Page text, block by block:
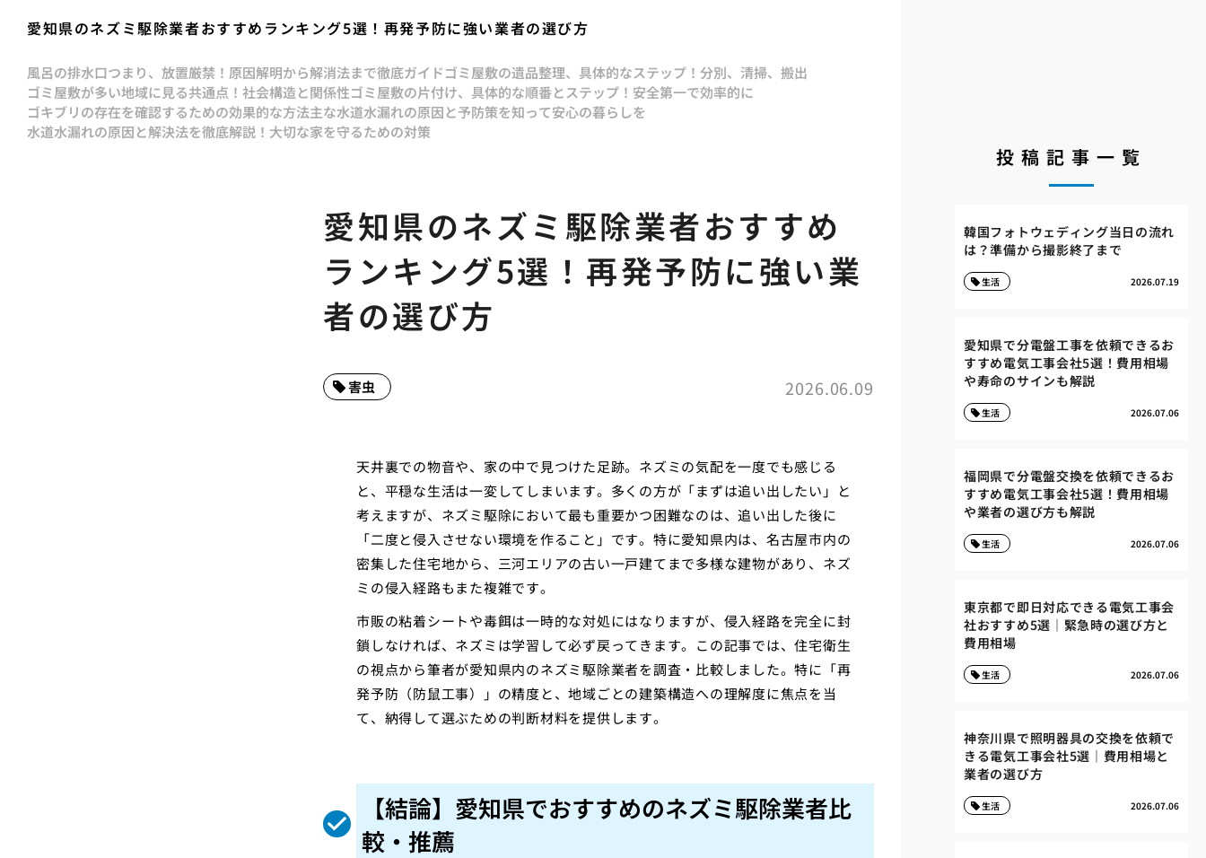
愛知県のネズミ駆除業者おすすめランキング5選！再発予防に強い業者の選び方
風呂の排水口つまり、放置厳禁！原因解明から解消法まで徹底ガイドゴミ屋敷の遺品整理、具体的なステップ！分別、清掃、搬出
ゴミ屋敷が多い地域に見る共通点！社会構造と関係性ゴミ屋敷の片付け、具体的な順番とステップ！安全第一で効率的に
ゴキブリの存在を確認するための効果的な方法主な水道水漏れの原因と予防策を知って安心の暮らしを
水道水漏れの原因と解決法を徹底解説！大切な家を守るための対策
愛知県のネズミ駆除業者おすすめ
ランキング5選！再発予防に強い業
者の選び方
2026.06.09
害虫
天井裏での物音や、家の中で見つけた足跡。ネズミの気配を一度でも感じる
と、平穏な生活は一変してしまいます。多くの方が「まずは追い出したい」と
考えますが、ネズミ駆除において最も重要かつ困難なのは、追い出した後に
「二度と侵入させない環境を作ること」です。特に愛知県内は、名古屋市内の
密集した住宅地から、三河エリアの古い一戸建てまで多様な建物があり、ネズ
ミの侵入経路もまた複雑です。
市販の粘着シートや毒餌は一時的な対処にはなりますが、侵入経路を完全に封
鎖しなければ、ネズミは学習して必ず戻ってきます。この記事では、住宅衛生
の視点から筆者が愛知県内のネズミ駆除業者を調査・比較しました。特に「再
発予防（防鼠工事）」の精度と、地域ごとの建築構造への理解度に焦点を当
て、納得して選ぶための判断材料を提供します。
【結論】愛知県でおすすめのネズミ駆除業者比
較・推薦
投稿記事一覧
韓国フォトウェディング当日の流れ
は？準備から撮影終了まで
2026.07.19
生活
愛知県で分電盤工事を依頼できるお
すすめ電気工事会社5選！費用相場
や寿命のサインも解説
2026.07.06
生活
福岡県で分電盤交換を依頼できるお
すすめ電気工事会社5選！費用相場
や業者の選び方も解説
2026.07.06
生活
東京都で即日対応できる電気工事会
社おすすめ5選｜緊急時の選び方と
費用相場
2026.07.06
生活
神奈川県で照明器具の交換を依頼で
きる電気工事会社5選｜費用相場と
業者の選び方
2026.07.06
生活